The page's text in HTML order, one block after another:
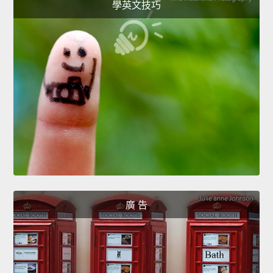
學英文技巧
廣 告